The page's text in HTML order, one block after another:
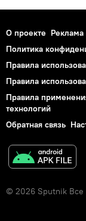
О проекте Реклама
Политика
Правила
Правила
Правила
технологий
Обратная связь
© 2026 Sputnik Все